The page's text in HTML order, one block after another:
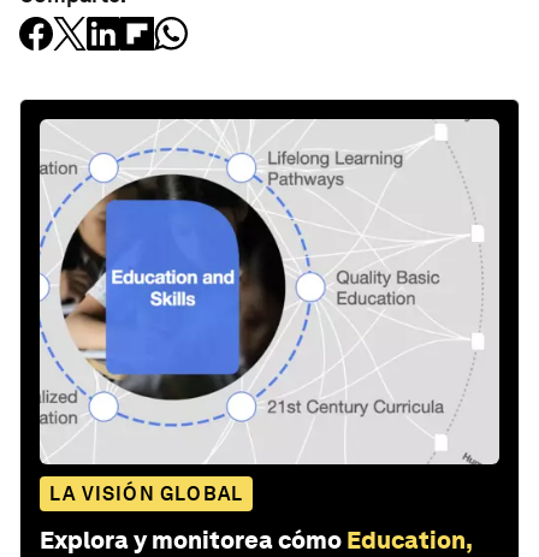
LA VISIÓN GLOBAL
Explora y monitorea cómo Education,